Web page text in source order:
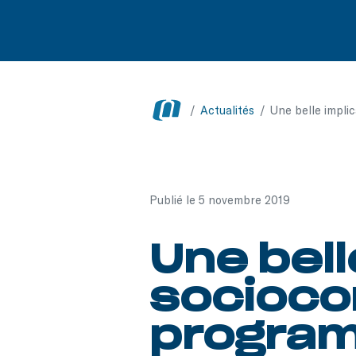
/ Actualités / Une belle
Publié le 5 novembre 2019
Une